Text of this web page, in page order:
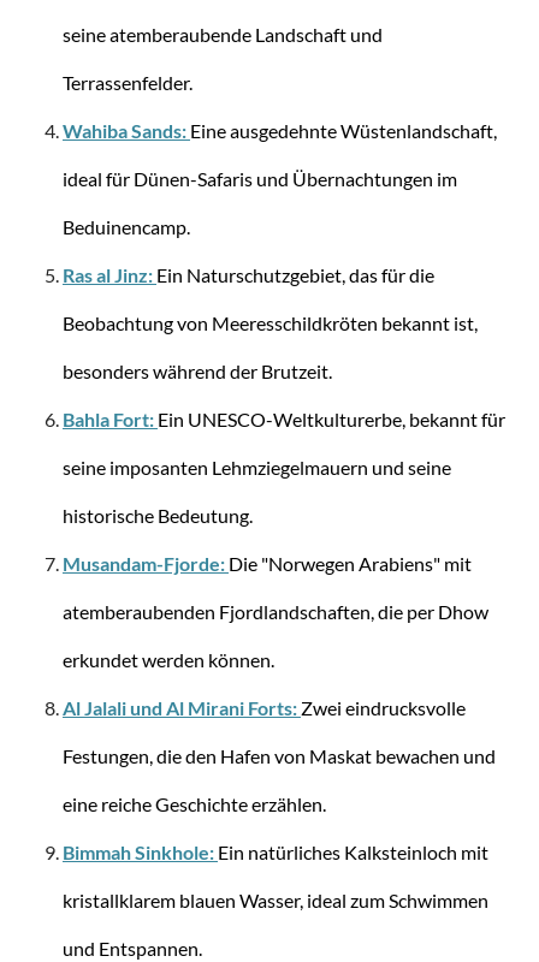
Stratic
champagne
159,95 €
NOVIUM SL - Trolley L (77 cm) erweiterbar -
seine atemberaubende Landschaft und
Terrassenfelder.
Wahiba Sands: Eine ausgedehnte Wüstenlandschaft,
ideal für Dünen-Safaris und Übernachtungen im
Beduinencamp.
Ras al Jinz: Ein Naturschutzgebiet, das für die
Beobachtung von Meeresschildkröten bekannt ist,
besonders während der Brutzeit.
Bahla Fort: Ein UNESCO-Weltkulturerbe, bekannt für
seine imposanten Lehmziegelmauern und seine
historische Bedeutung.
Musandam-Fjorde: Die "Norwegen Arabiens" mit
atemberaubenden Fjordlandschaften, die per Dhow
erkundet werden können.
Al Jalali und Al Mirani Forts: Zwei eindrucksvolle
Festungen, die den Hafen von Maskat bewachen und
eine reiche Geschichte erzählen.
Bimmah Sinkhole: Ein natürliches Kalksteinloch mit
kristallklarem blauen Wasser, ideal zum Schwimmen
und Entspannen.